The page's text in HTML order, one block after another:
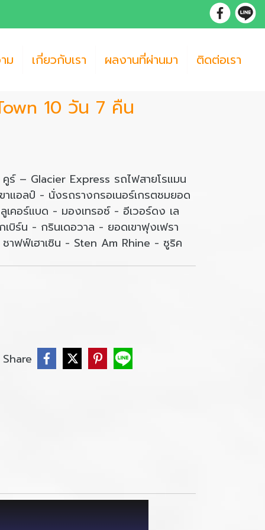
ม เกี่ยวกับเรา ผลงานที่ผ่านมา ติดต่อเรา
10 วัน 7 คืน
– Glacier Express รถไฟสายโรแมน
แอลป์ - นั่งรถรางกรอเนอร์เกรตชมยอด
เคอร์แบด - มองเทรอซ์ - อีเวอร์ดง เล
ร์น - กรินเดอวาล - ยอดเขาฟุงเฟรา
าฟฟ์เฮาเซิน - Sten Am Rhine - ซูริค
Share